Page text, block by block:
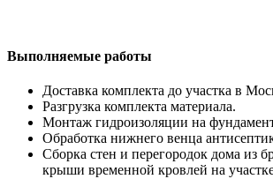
Выполняемые работы
Доставка комплекта до участка в
Разгрузка комплекта материала.
Монтаж гидроизоляции на
Обработка нижнего венца
Сборка стен и перегородок дома из
крыши временной кровлей на участке